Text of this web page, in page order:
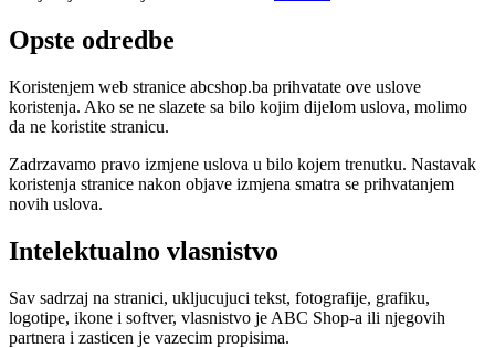
Opste odredbe
Koristenjem web stranice abcshop.ba prihvatate ove uslove
koristenja. Ako se ne slazete sa bilo kojim dijelom uslova, molimo
da ne koristite stranicu.
Zadrzavamo pravo izmjene uslova u bilo kojem trenutku. Nastavak
koristenja stranice nakon objave izmjena smatra se prihvatanjem
novih uslova.
Intelektualno vlasnistvo
Sav sadrzaj na stranici, ukljucujuci tekst, fotografije, grafiku,
logotipe, ikone i softver, vlasnistvo je ABC Shop-a ili njegovih
partnera i zasticen je vazecim propisima.